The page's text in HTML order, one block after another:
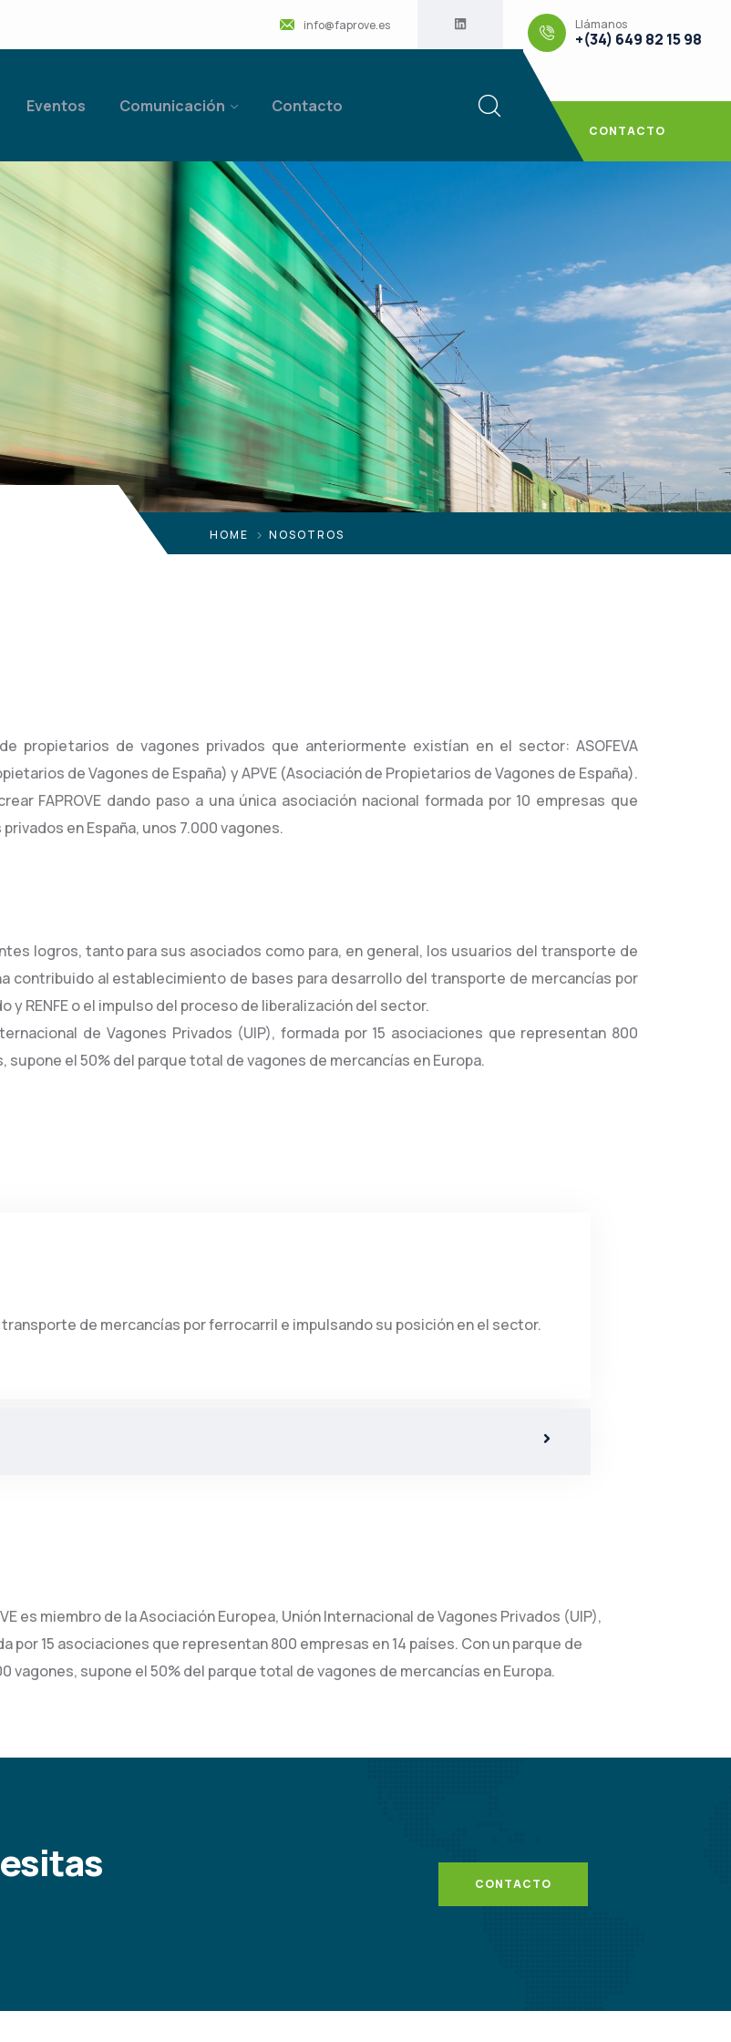
info@faprove.es Llámanos
+(34) 649 82 15 98
Eventos Comunicación Contacto
CONTACTO
HOME NOSOTROS
propietarios de vagones privados que anteriormente existían en el sector: ASOFEVA
de Vagones de España) y APVE (Asociación de Propietarios de Vagones de España).
FAPROVE dando paso a una única asociación nacional formada por 10 empresas que
en España, unos 7.000 vagones.
logros, tanto para sus asociados como para, en general, los usuarios del transporte de
contribuido al establecimiento de bases para desarrollo del transporte de mercancías por
RENFE o el impulso del proceso de liberalización del sector.
de Vagones Privados (UIP), formada por 15 asociaciones que representan 800
el 50% del parque total de vagones de mercancías en Europa.
de mercancías por ferrocarril e impulsando su posición en el sector.
es miembro de la Asociación Europea, Unión Internacional de Vagones Privados (UIP),
por 15 asociaciones que representan 800 empresas en 14 países. Con un parque de
vagones, supone el 50% del parque total de vagones de mercancías en Europa.
CONTACTO